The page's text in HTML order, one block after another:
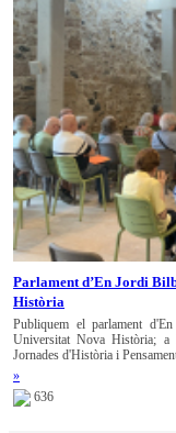
Parlament d’En Jordi
Història
Publiquem el parlament
Universitat Nova Història;
Jornades d'Història i
»
636